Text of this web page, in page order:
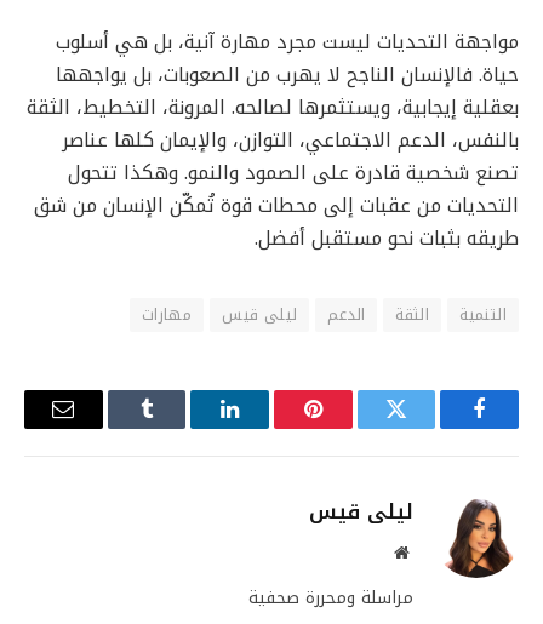
مواجهة التحديات ليست مجرد مهارة آنية، بل هي أسلوب
حياة. فالإنسان الناجح لا يهرب من الصعوبات، بل يواجهها
بعقلية إيجابية، ويستثمرها لصالحه. المرونة، التخطيط، الثقة
بالنفس، الدعم الاجتماعي، التوازن، والإيمان كلها عناصر
تصنع شخصية قادرة على الصمود والنمو. وهكذا تتحول
التحديات من عقبات إلى محطات قوة تُمكّن الإنسان من شق
طريقه بثبات نحو مستقبل أفضل.
التنمية الثقة الدعم ليلى قيس مهارات
فيسبوك تويتر بينتيريستلينكدإن Tumblr
البريد
ليلى قيس
موقع
مراسلة ومحررة صحفية